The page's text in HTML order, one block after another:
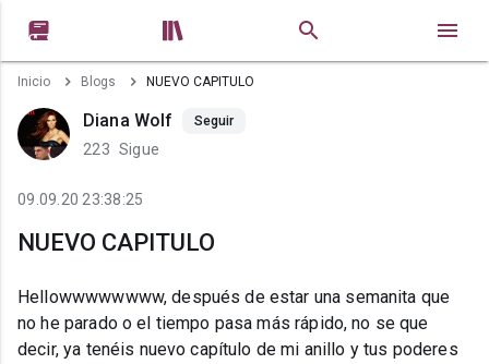
 
Inicio Blogs NUEVO CAPITULO
Diana Wolf Seguir
223 Sigue
09.09.20 23:38:25
NUEVO CAPITULO
Hellowwwwwwww, después de estar una semanita que
no he parado o el tiempo pasa más rápido, no se que
decir, ya tenéis nuevo capítulo de mi anillo y tus poderes